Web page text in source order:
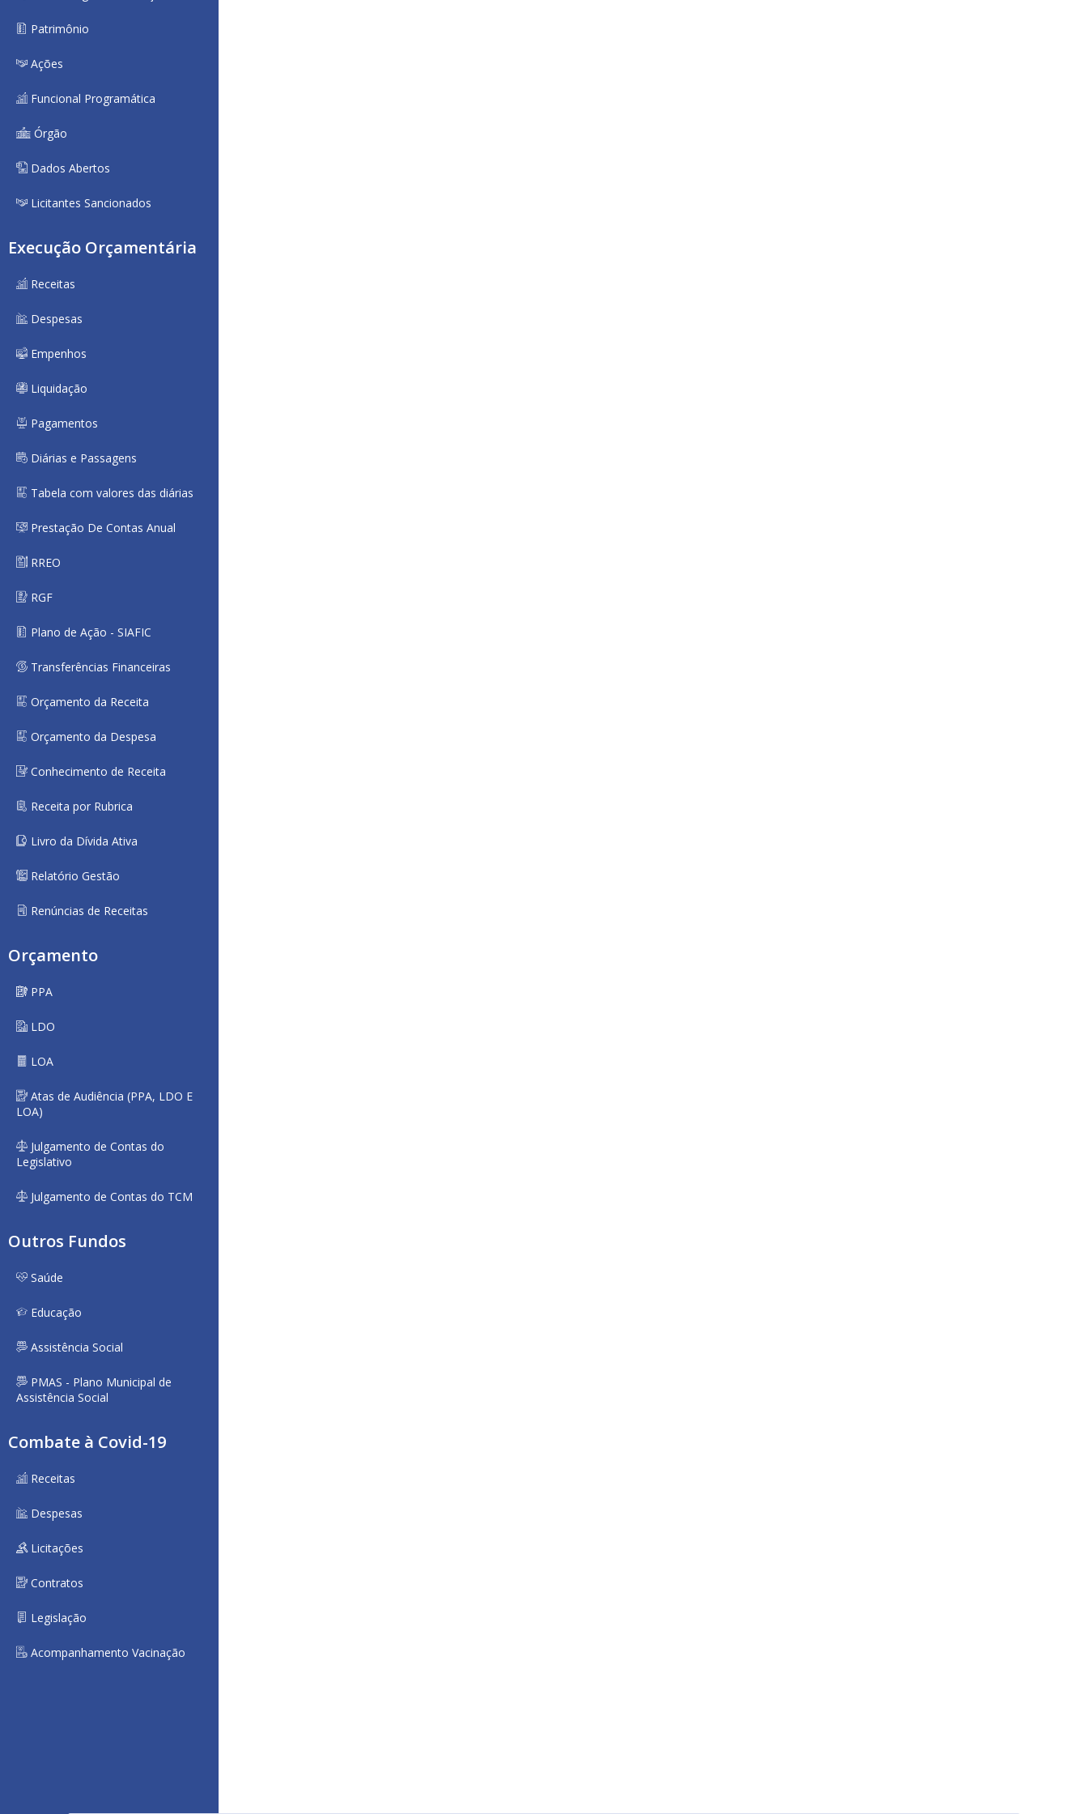
Patrimônio
Ações
Funcional Programática
Órgão
Dados Abertos
Licitantes Sancionados
Execução Orçamentária
Receitas
Despesas
Empenhos
Liquidação
Pagamentos
Diárias e Passagens
Tabela com valores das diárias
Prestação De Contas Anual
RREO
RGF
Plano de Ação - SIAFIC
Transferências Financeiras
Orçamento da Receita
Orçamento da Despesa
Conhecimento de Receita
Receita por Rubrica
Livro da Dívida Ativa
Relatório Gestão
Renúncias de Receitas
Orçamento
PPA
LDO
LOA
Atas de Audiência (PPA, LDO E
LOA)
Julgamento de Contas do
Legislativo
Julgamento de Contas do TCM
Outros Fundos
Saúde
Educação
Assistência Social
PMAS - Plano Municipal de
Assistência Social
Combate à Covid-19
Receitas
Despesas
Licitações
Contratos
Legislação
Acompanhamento Vacinação